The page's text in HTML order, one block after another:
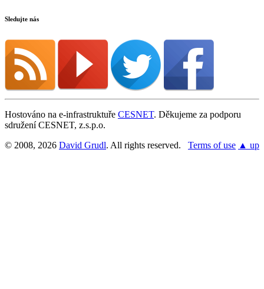
Sledujte nás
Hostováno na e-infrastruktuře CESNET. Děkujeme za podporu
sdružení CESNET, z.s.p.o.
© 2008, 2026 David Grudl. All rights reserved. Terms of use ▲ up